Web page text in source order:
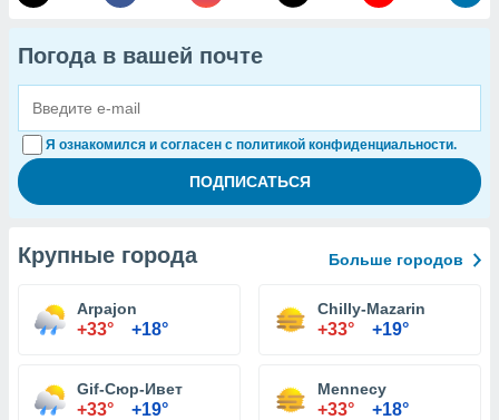
Погода в вашей почте
Я ознакомился и согласен с политикой конфиденциальности.
Крупные города Больше городов
Arpajon
+33° +18°
Chilly-Mazarin
+33° +19°
Gif-Сюр-Ивет
+33° +19°
Mennecy
+33° +18°